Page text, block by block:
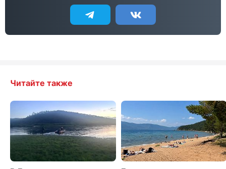
Читайте также